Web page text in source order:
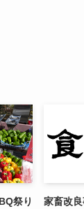
祭り
家畜改